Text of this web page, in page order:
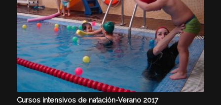
Cursos intensivos de natación-Verano 2017